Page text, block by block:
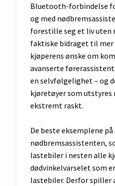
Bluetooth-forbindelse
og med
forestille seg et liv
faktiske bidraget til
kjøperens ønske om
avanserte
en selvfølgelighet – og
kjøretøyer som utstyres
ekstremt raskt.
De beste eksemplene
nødbremsassistenten,
lastebiler i nesten alle
dødvinkelvarselet som
lastebiler. Derfor spiller